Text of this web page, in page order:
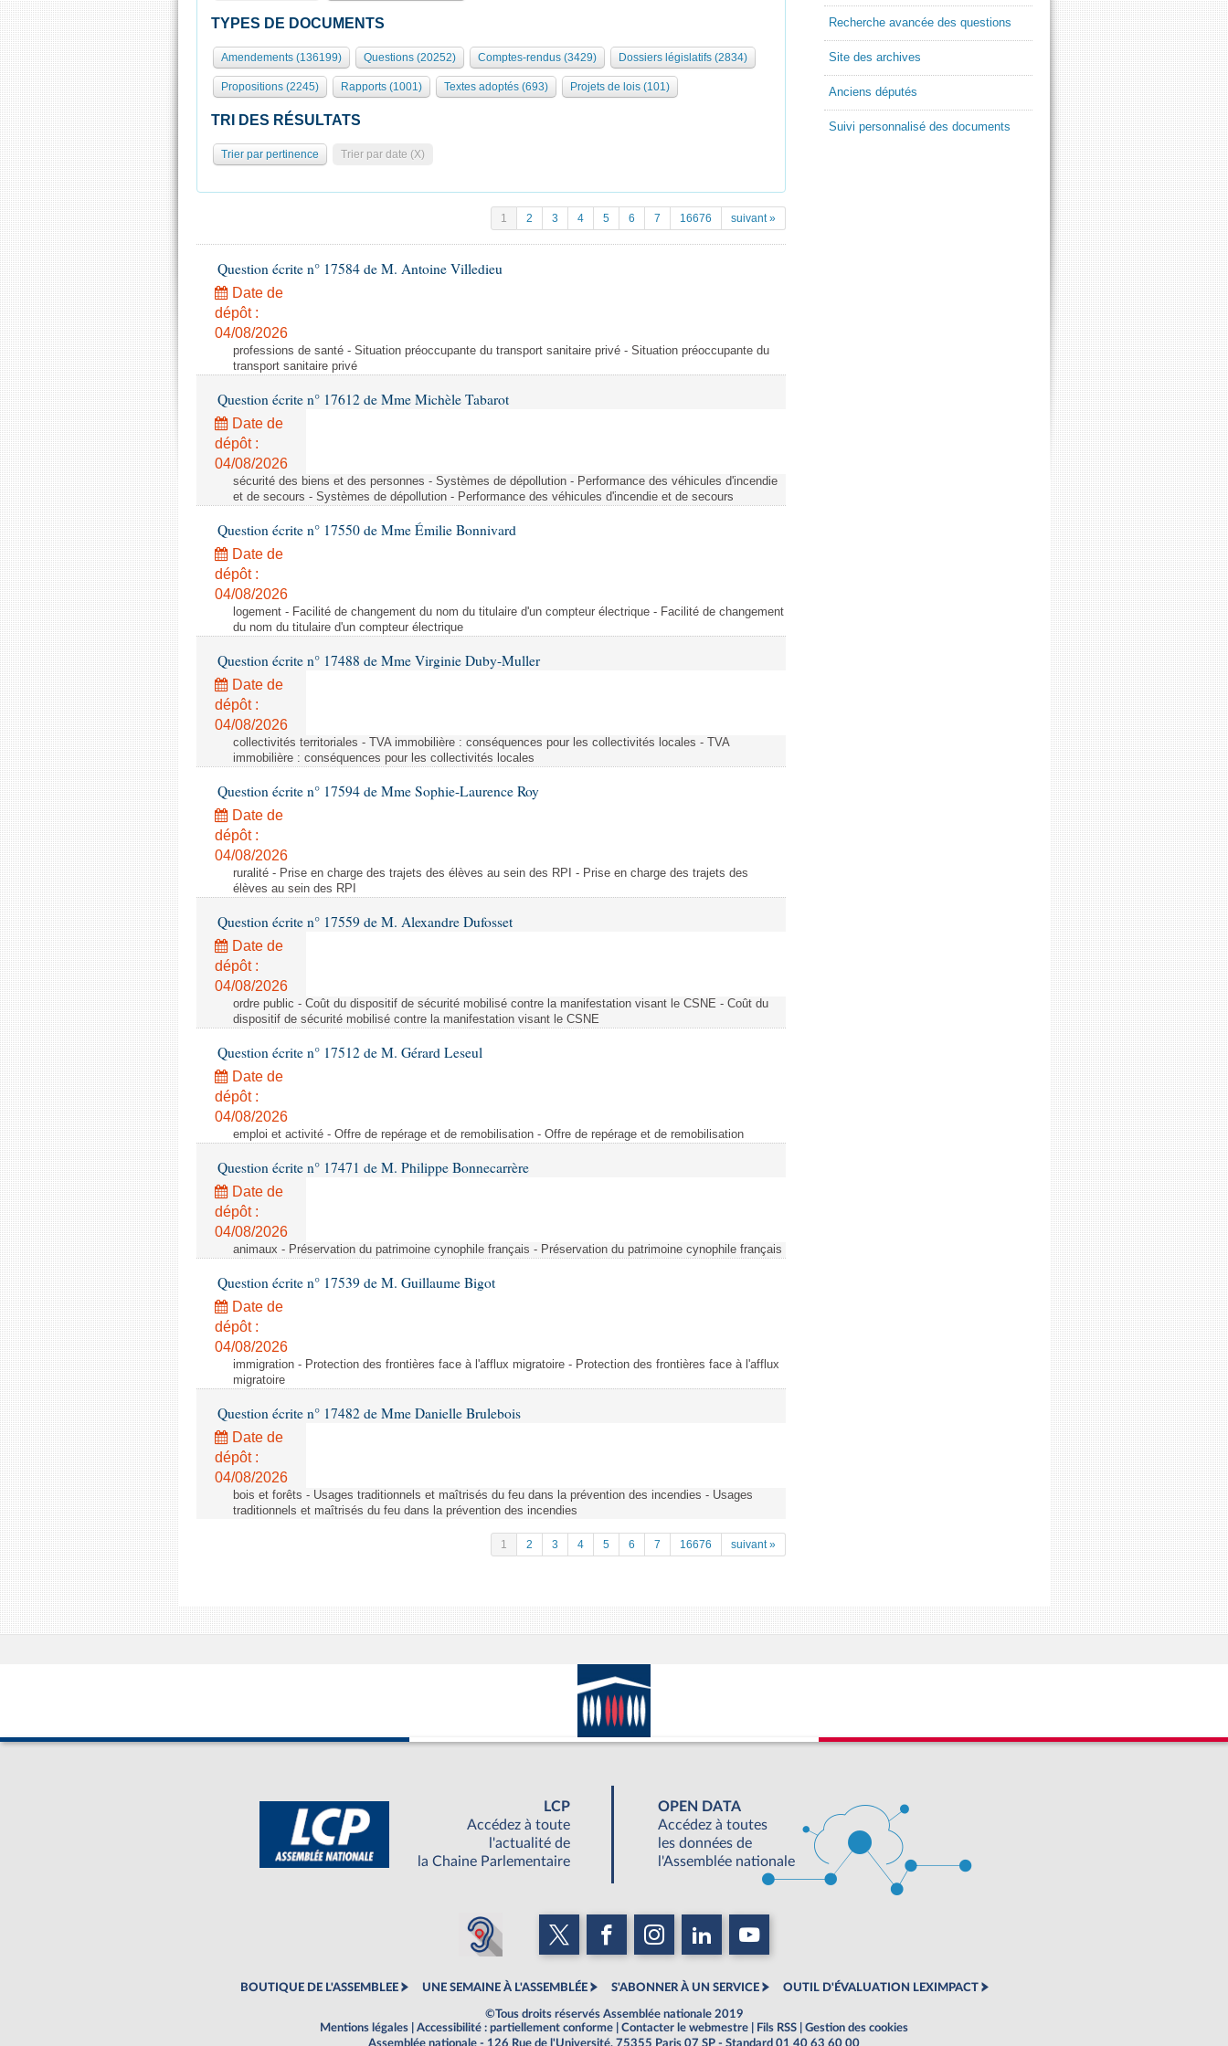
TYPES DE DOCUMENTS
Amendements (136199) Questions (20252) Comptes-rendus (3429) Dossiers législatifs (2834)
Propositions (2245) Rapports (1001) Textes adoptés (693) Projets de lois (101)
TRI DES RÉSULTATS
Trier par pertinence Trier par date (X)
1 2 3 4 5 6 7 16676 suivant »
Question écrite n° 17584 de M. Antoine Villedieu
Date de
dépôt :
04/08/2026
professions de santé - Situation préoccupante du transport sanitaire privé - Situation préoccupante du
transport sanitaire privé
Question écrite n° 17612 de Mme Michèle Tabarot
Date de
dépôt :
04/08/2026
sécurité des biens et des personnes - Systèmes de dépollution - Performance des véhicules d'incendie
et de secours - Systèmes de dépollution - Performance des véhicules d'incendie et de secours
Question écrite n° 17550 de Mme Émilie Bonnivard
Date de
dépôt :
04/08/2026
logement - Facilité de changement du nom du titulaire d'un compteur électrique - Facilité de changement
du nom du titulaire d'un compteur électrique
Question écrite n° 17488 de Mme Virginie Duby-Muller
Date de
dépôt :
04/08/2026
collectivités territoriales - TVA immobilière : conséquences pour les collectivités locales - TVA
immobilière : conséquences pour les collectivités locales
Question écrite n° 17594 de Mme Sophie-Laurence Roy
Date de
dépôt :
04/08/2026
ruralité - Prise en charge des trajets des élèves au sein des RPI - Prise en charge des trajets des
élèves au sein des RPI
Question écrite n° 17559 de M. Alexandre Dufosset
Date de
dépôt :
04/08/2026
ordre public - Coût du dispositif de sécurité mobilisé contre la manifestation visant le CSNE - Coût du
dispositif de sécurité mobilisé contre la manifestation visant le CSNE
Question écrite n° 17512 de M. Gérard Leseul
Date de
dépôt :
04/08/2026
emploi et activité - Offre de repérage et de remobilisation - Offre de repérage et de remobilisation
Question écrite n° 17471 de M. Philippe Bonnecarrère
Date de
dépôt :
04/08/2026
animaux - Préservation du patrimoine cynophile français - Préservation du patrimoine cynophile français
Question écrite n° 17539 de M. Guillaume Bigot
Date de
dépôt :
04/08/2026
immigration - Protection des frontières face à l'afflux migratoire - Protection des frontières face à l'afflux
migratoire
Question écrite n° 17482 de Mme Danielle Brulebois
Date de
dépôt :
04/08/2026
bois et forêts - Usages traditionnels et maîtrisés du feu dans la prévention des incendies - Usages
traditionnels et maîtrisés du feu dans la prévention des incendies
1 2 3 4 5 6 7 16676 suivant »
Recherche avancée des questions
Site des archives
Anciens députés
Suivi personnalisé des documents
LCP
Accédez à toute
l'actualité de
la Chaine Parlementaire
OPEN DATA
Accédez à toutes
les données de
l'Assemblée nationale
BOUTIQUE DE L'ASSEMBLEE UNE SEMAINE À L'ASSEMBLÉE S'ABONNER À UN SERVICE OUTIL D'ÉVALUATION LEXIMPACT
©Tous droits réservés Assemblée nationale 2019
Mentions légales
Accessibilité : partiellement conforme Contacter le webmestre Fils RSS
Gestion des cookies
Assemblée nationale - 126 Rue de l'Université, 75355 Paris 07 SP - Standard 01 40 63 60 00